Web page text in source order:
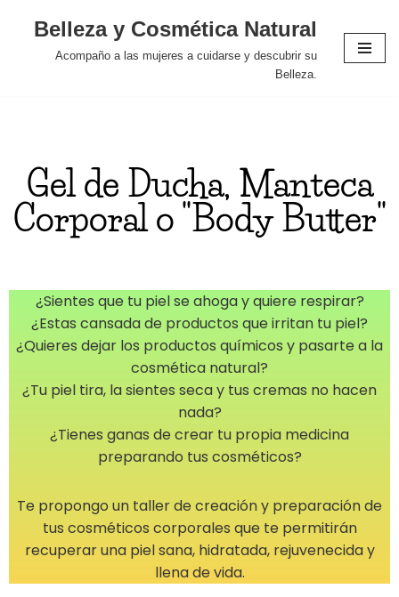
Belleza y Cosmética Natural
Acompaño a las mujeres a cuidarse y descubrir su
Belleza.
Gel de Ducha, Manteca
Corporal o "Body Butter"
¿Sientes que tu piel se ahoga y quiere respirar?
¿Estas cansada de productos que irritan tu piel?
¿Quieres dejar los productos químicos y pasarte a la
cosmética natural?
¿Tu piel tira, la sientes seca y tus cremas no hacen
nada?
¿Tienes ganas de crear tu propia medicina
preparando tus cosméticos?
Te propongo un taller de creación y preparación de
tus cosméticos corporales que te permitirán
recuperar una piel sana, hidratada, rejuvenecida y
llena de vida.